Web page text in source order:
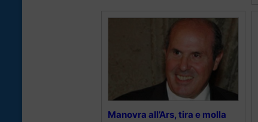
Manovra all’Ars, tira e molla